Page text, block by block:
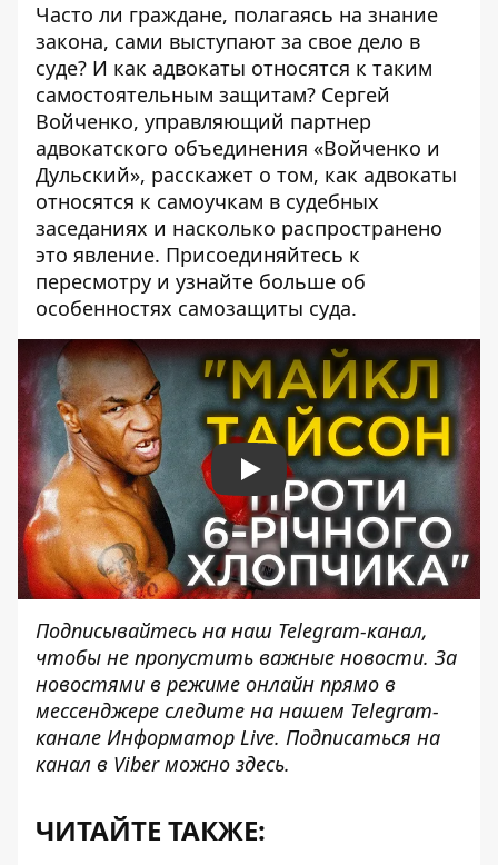
Часто ли граждане, полагаясь на знание
закона, сами выступают за свое дело в
суде? И как адвокаты относятся к таким
самостоятельным защитам? Сергей
Войченко, управляющий партнер
адвокатского объединения «Войченко и
Дульский», расскажет о том, как адвокаты
относятся к самоучкам в судебных
заседаниях и насколько распространено
это явление. Присоединяйтесь к
пересмотру и узнайте больше об
особенностях самозащиты суда.
Play
Подписывайтесь на наш Telegram-канал,
чтобы не пропустить важные новости. За
новостями в режиме онлайн прямо в
мессенджере следите на нашем Telegram-
канале Информатор Live. Подписаться на
канал в Viber можно здесь.
ЧИТАЙТЕ ТАКЖЕ: